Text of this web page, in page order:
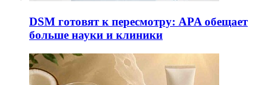
DSM готовят к пересмотру: APA обещает
больше науки и клиники